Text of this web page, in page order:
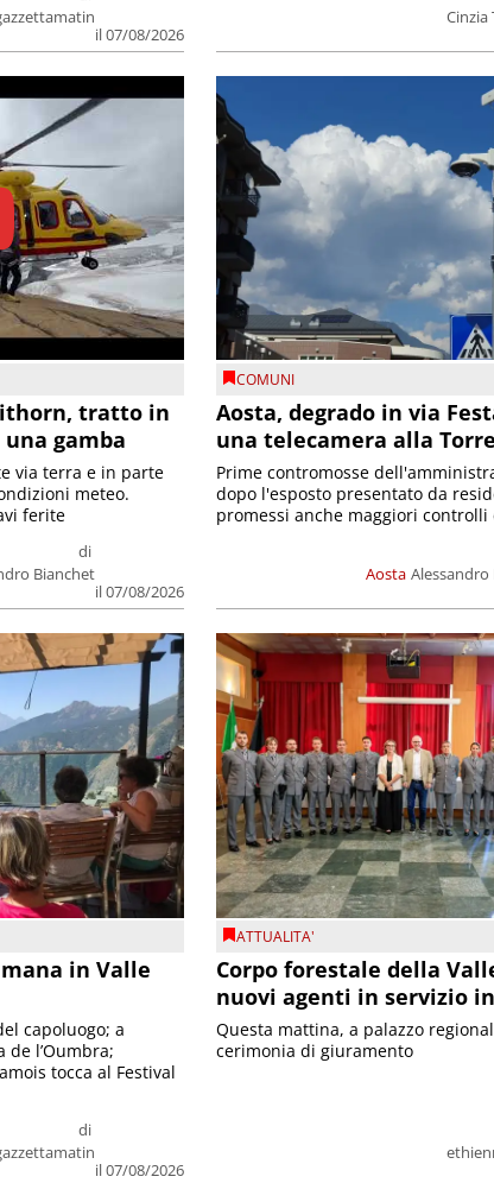
il 07/08/2026
Cinzia
tratto in
gamba
di
Bianchet
il 07/08/2026
via terra e in parte
meteo.
ferite
COMUNI
Aosta, degrado in via
una telecamera alla
Aosta Alessandro
Prime contromosse
dopo l'esposto presentato da
promessi anche maggiori
in Valle
di
il 07/08/2026
capoluogo; a
de l’Oumbra;
tocca al Festival
ATTUALITA'
Corpo forestale della
nuovi agenti in servizio
Questa mattina, a palazzo
cerimonia di giuramento